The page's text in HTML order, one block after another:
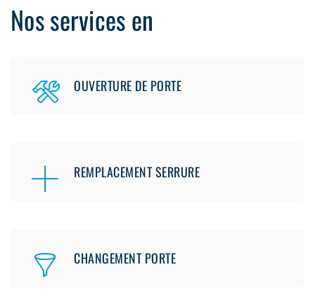
Nos services en
OUVERTURE DE PORTE
REMPLACEMENT SERRURE
CHANGEMENT PORTE